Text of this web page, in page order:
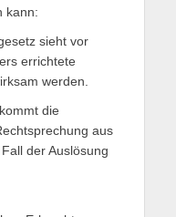
kann:
sieht vor
errichtete
werden.
die
aus
der Auslösung